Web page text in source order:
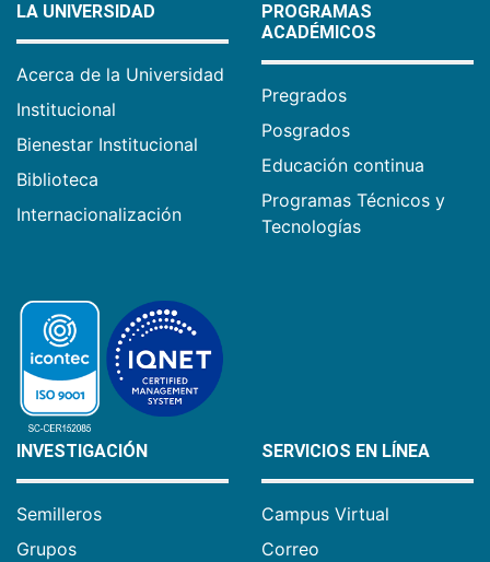
LA UNIVERSIDAD
Acerca de la Universidad
Institucional
Bienestar Institucional
Biblioteca
Internacionalización
PROGRAMAS
ACADÉMICOS
Pregrados
Posgrados
Educación continua
Programas Técnicos y
Tecnologías
INVESTIGACIÓN
Semilleros
Grupos
SERVICIOS EN LÍNEA
Campus Virtual
Correo